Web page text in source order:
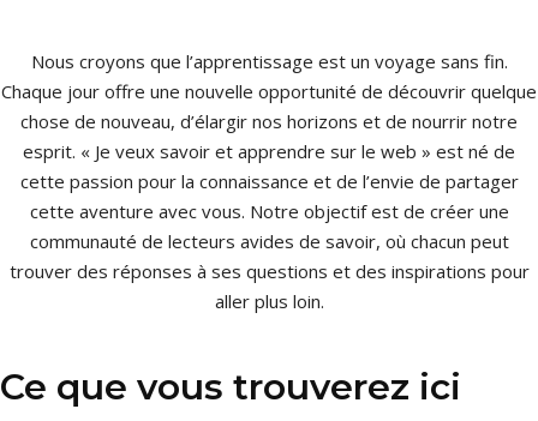
Nous croyons que l’apprentissage est un voyage sans fin.
Chaque jour offre une nouvelle opportunité de découvrir quelque
chose de nouveau, d’élargir nos horizons et de nourrir notre
esprit. « Je veux savoir et apprendre sur le web » est né de
cette passion pour la connaissance et de l’envie de partager
cette aventure avec vous. Notre objectif est de créer une
communauté de lecteurs avides de savoir, où chacun peut
trouver des réponses à ses questions et des inspirations pour
aller plus loin.
Ce que vous trouverez ici